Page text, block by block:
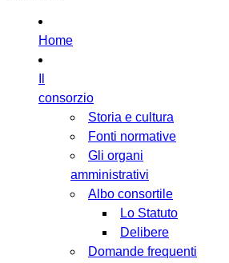
Home
consorzio
Storia e cultura
Fonti normative
Gli organi
amministrativi
Albo consortile
Lo Statuto
Delibere
Domande frequenti